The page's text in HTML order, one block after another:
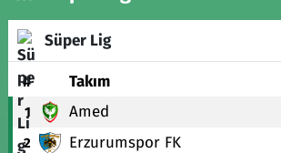
Süper Lig
# Takım
1 Amed
2 Erzurumspor FK